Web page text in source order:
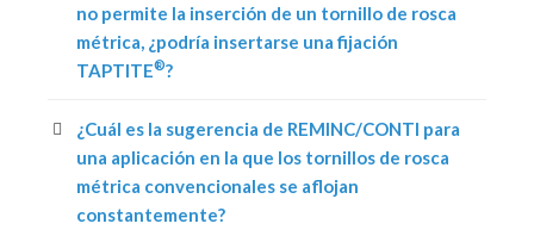
no permite la inserción de un tornillo de rosca
métrica, ¿podría insertarse una fijación
TAPTITE®?
¿Cuál es la sugerencia de REMINC/CONTI para
una aplicación en la que los tornillos de rosca
métrica convencionales se aflojan
constantemente?